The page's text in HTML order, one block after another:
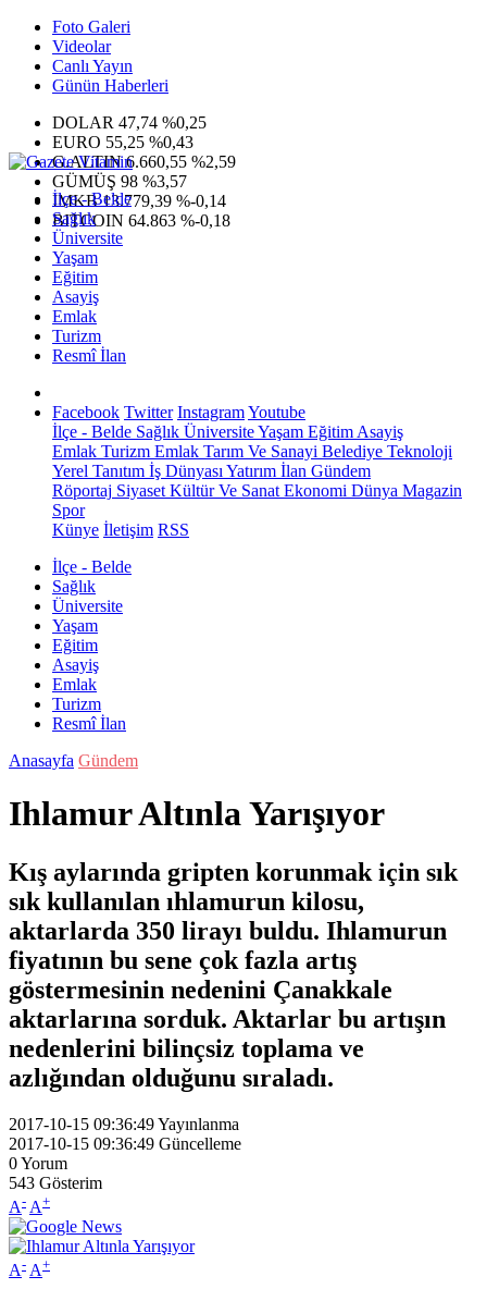
Foto Galeri
Videolar
Canlı Yayın
Günün Haberleri
DOLAR 47,74 %0,25
EURO 55,25 %0,43
G.ALTIN6.660,55 %2,59
GÜMÜŞ 98 %3,57
IMKB13.779,39 %-0,14
BITCOIN 64.863 %-0,18
İlçe - Belde
Sağlık
Üniversite
Yaşam
Eğitim
Asayiş
Emlak
Turizm
Resmî İlan
Facebook Twitter InstagramYoutube
İlçe - Belde Sağlık ÜniversiteYaşam Eğitim Asayiş
Emlak Turizm Emlak Tarım Ve Sanayi Belediye Teknoloji
Yerel Tanıtım İş Dünyası Yatırım İlan Gündem
Röportaj Siyaset Kültür Ve Sanat Ekonomi Dünya Magazin
Spor
Künye İletişim RSS
İlçe - Belde
Sağlık
Üniversite
Yaşam
Eğitim
Asayiş
Emlak
Turizm
Resmî İlan
Anasayfa Gündem
Ihlamur Altınla Yarışıyor
Kış aylarında gripten korunmak için sık
sık kullanılan ıhlamurun kilosu,
aktarlarda 350 lirayı buldu. Ihlamurun
fiyatının bu sene çok fazla artış
göstermesinin nedenini Çanakkale
aktarlarına sorduk. Aktarlar bu artışın
nedenlerini bilinçsiz toplama ve
azlığından olduğunu sıraladı.
2017-10-15 09:36:49Yayınlanma
2017-10-15 09:36:49 Güncelleme
0Yorum
543 Gösterim
A- A+
A- A+